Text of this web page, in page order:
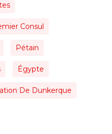
Consul
Pétain
Égypte
De Dunkerque